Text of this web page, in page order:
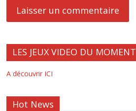
LES JEUX VIDEO DU MOMENT
A découvrir ICI
Hot News